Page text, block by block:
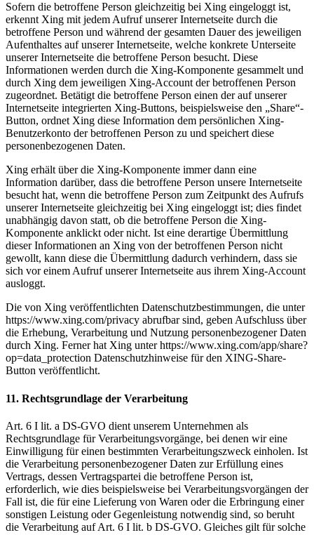
Sofern die betroffene Person gleichzeitig bei Xing eingeloggt ist,
erkennt Xing mit jedem Aufruf unserer Internetseite durch die
betroffene Person und während der gesamten Dauer des jeweiligen
Aufenthaltes auf unserer Internetseite, welche konkrete Unterseite
unserer Internetseite die betroffene Person besucht. Diese
Informationen werden durch die Xing-Komponente gesammelt und
durch Xing dem jeweiligen Xing-Account der betroffenen Person
zugeordnet. Betätigt die betroffene Person einen der auf unserer
Internetseite integrierten Xing-Buttons, beispielsweise den „Share“-
Button, ordnet Xing diese Information dem persönlichen Xing-
Benutzerkonto der betroffenen Person zu und speichert diese
personenbezogenen Daten.
Xing erhält über die Xing-Komponente immer dann eine
Information darüber, dass die betroffene Person unsere Internetseite
besucht hat, wenn die betroffene Person zum Zeitpunkt des Aufrufs
unserer Internetseite gleichzeitig bei Xing eingeloggt ist; dies findet
unabhängig davon statt, ob die betroffene Person die Xing-
Komponente anklickt oder nicht. Ist eine derartige Übermittlung
dieser Informationen an Xing von der betroffenen Person nicht
gewollt, kann diese die Übermittlung dadurch verhindern, dass sie
sich vor einem Aufruf unserer Internetseite aus ihrem Xing-Account
ausloggt.
Die von Xing veröffentlichten Datenschutzbestimmungen, die unter
https://www.xing.com/privacy abrufbar sind, geben Aufschluss über
die Erhebung, Verarbeitung und Nutzung personenbezogener Daten
durch Xing. Ferner hat Xing unter https://www.xing.com/app/share?
op=data_protection Datenschutzhinweise für den XING-Share-
Button veröffentlicht.
11. Rechtsgrundlage der Verarbeitung
Art. 6 I lit. a DS-GVO dient unserem Unternehmen als
Rechtsgrundlage für Verarbeitungsvorgänge, bei denen wir eine
Einwilligung für einen bestimmten Verarbeitungszweck einholen. Ist
die Verarbeitung personenbezogener Daten zur Erfüllung eines
Vertrags, dessen Vertragspartei die betroffene Person ist,
erforderlich, wie dies beispielsweise bei Verarbeitungsvorgängen der
Fall ist, die für eine Lieferung von Waren oder die Erbringung einer
sonstigen Leistung oder Gegenleistung notwendig sind, so beruht
die Verarbeitung auf Art. 6 I lit. b DS-GVO. Gleiches gilt für solche